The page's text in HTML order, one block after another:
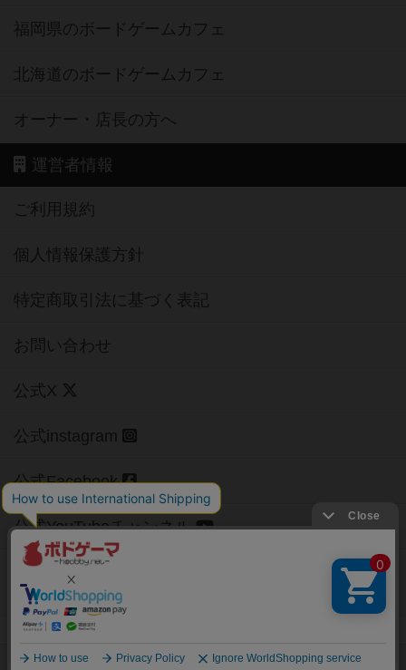
福岡県のボードゲームカフェ
北海道のボードゲームカフェ
オーナー・店長の方へ
運営者情報
ご利用規約
個人情報保護方針
特定商取引法に基づく表記
お問い合わせ
公式X
公式instagram
公式Facebook
公式YouTubeチャンネル